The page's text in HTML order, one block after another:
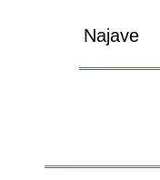
Najave